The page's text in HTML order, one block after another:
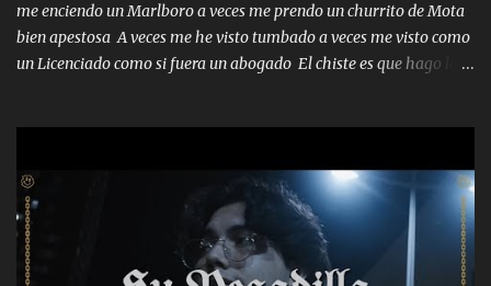
me enciendo un Marlboro a veces me prendo un churrito de Mota
bien apestosa A veces me he visto tumbado a veces me visto como
un Licenciado como si fuera un abogado El chiste es que hago lo
corriente no quieren verte subir de level trucha mis plebes Música
A veces me pongo un sombrero a veces me ven la cachucha de lado
con la mirada siempre en alto A veces me fajó una super o a veces
me fajó una Glock siempre armado todas las generaciones yo
traigo El chiste es que hago lo que quiero pues así soy me mandó